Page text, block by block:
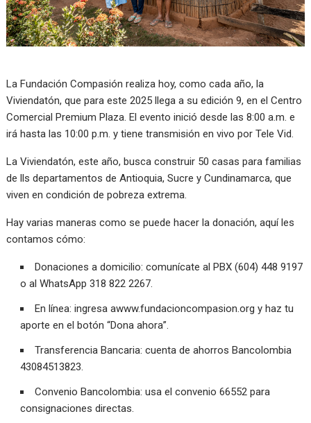
La Fundación Compasión realiza hoy, como cada año, la
Viviendatón, que para este 2025 llega a su edición 9, en el Centro
Comercial Premium Plaza. El evento inició desde las 8:00 a.m. e
irá hasta las 10:00 p.m. y tiene transmisión en vivo por Tele Vid.
La Viviendatón, este año, busca construir 50 casas para familias
de lls departamentos de Antioquia, Sucre y Cundinamarca, que
viven en condición de pobreza extrema.
Hay varias maneras como se puede hacer la donación, aquí les
contamos cómo:
Donaciones a domicilio: comunícate al PBX (604) 448 9197
o al WhatsApp 318 822 2267.
En línea: ingresa awww.fundacioncompasion.org y haz tu
aporte en el botón “Dona ahora”.
Transferencia Bancaria: cuenta de ahorros Bancolombia
43084513823.
Convenio Bancolombia: usa el convenio 66552 para
consignaciones directas.